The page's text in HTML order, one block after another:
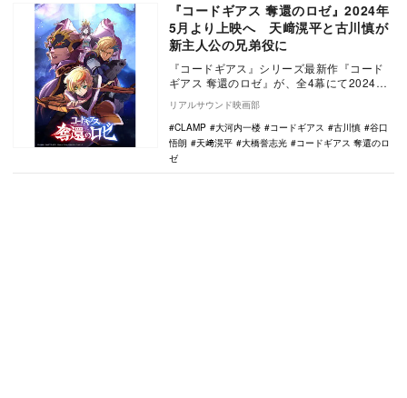
『コードギアス 奪還のロゼ』2024年
5月より上映へ 天﨑滉平と古川慎が
新主人公の兄弟役に
『コードギアス』シリーズ最新作『コード
ギアス 奪還のロゼ』が、全4幕にて2024年5
月より上映されることが発表された。
20…
リアルサウンド映画部
CLAMP
大河内一楼 コードギアス 古川慎
谷口
悟朗
天﨑滉平 大橋誉志光
コードギアス 奪還のロ
ゼ